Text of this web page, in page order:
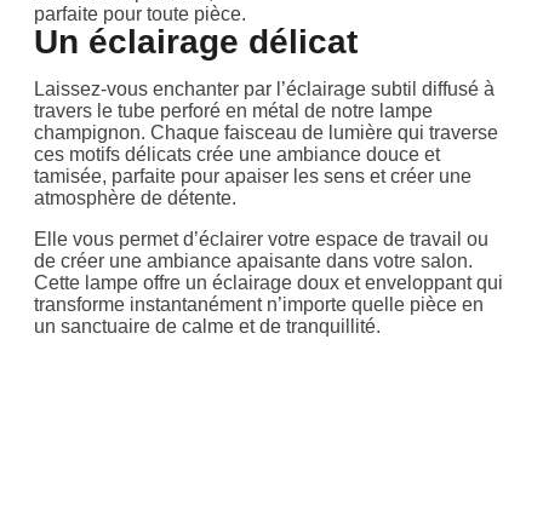
parfaite pour toute pièce.
Un éclairage délicat
Laissez-vous enchanter par l’éclairage subtil diffusé à
travers le tube perforé en métal de notre lampe
champignon. Chaque faisceau de lumière qui traverse
ces motifs délicats crée une ambiance douce et
tamisée, parfaite pour apaiser les sens et créer une
atmosphère de détente.
Elle vous permet d’éclairer votre espace de travail ou
de créer une ambiance apaisante dans votre salon.
Cette lampe offre un éclairage doux et enveloppant qui
transforme instantanément n’importe quelle pièce en
un sanctuaire de calme et de tranquillité.